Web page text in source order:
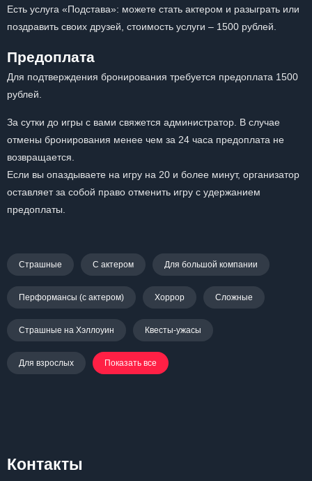
Есть услуга «Подстава»: можете стать актером и разыграть или
поздравить своих друзей, стоимость услуги – 1500 рублей.
Предоплата
Для подтверждения бронирования требуется предоплата 1500
рублей.
За сутки до игры с вами свяжется администратор. В случае
отмены бронирования менее чем за 24 часа предоплата не
возвращается.
Если вы опаздываете на игру на 20 и более минут, организатор
оставляет за собой право отменить игру с удержанием
предоплаты.
Страшные С актером Для большой компании
Перформансы (с актером) Хоррор Сложные
Страшные на Хэллоуин Квесты-ужасы
Для взрослых Показать все
Контакты